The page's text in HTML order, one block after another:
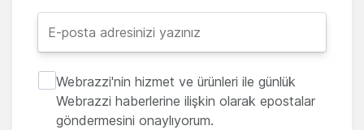
Webrazzi'nin hizmet ve ürünleri ile günlük
Webrazzi haberlerine ilişkin olarak epostalar
göndermesini onaylıyorum.